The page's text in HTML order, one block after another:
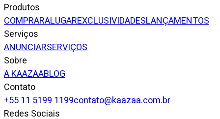
Produtos
COMPRARALUGAREXCLUSIVIDADESLANÇAMENTOS
Serviços
ANUNCIARSERVIÇOS
Sobre
A KAAZAABLOG
Contato
+55 11 5199 1199contato@kaazaa.com.br
Redes Sociais